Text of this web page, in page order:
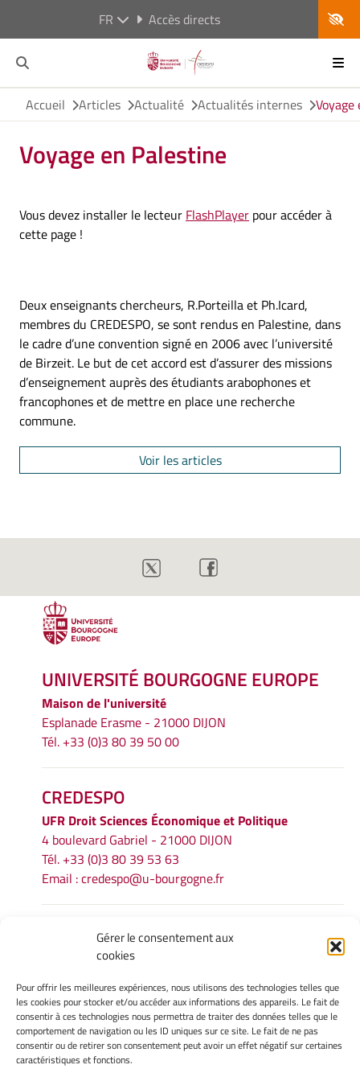
Gérer le consentement aux
cookies
Pour offrir les meilleures expériences, nous utilisons des technologies telles que
les cookies pour stocker et/ou accéder aux informations des appareils. Le fait de
consentir à ces technologies nous permettra de traiter des données telles que le
comportement de navigation ou les ID uniques sur ce site. Le fait de ne pas
consentir ou de retirer son consentement peut avoir un effet négatif sur certaines
caractéristiques et fonctions.
FR Accès directs
Accueil Articles Actualité Actualités internes
Voyage en Palestine
Vous devez installer le lecteur FlashPlayer pour accéder à
cette page !
Deux enseignants chercheurs, R.Porteilla et Ph.Icard,
membres du CREDESPO, se sont rendus en Palestine, dans
le cadre d’une convention signé en 2006 avec l’université
de Birzeit. Le but de cet accord est d’assurer des missions
d’enseignement auprès des étudiants arabophones et
francophones et de mettre en place une recherche
commune.
Voir les articles
UNIVERSITÉ BOURGOGNE EUROPE
Maison de l'université
Esplanade Erasme - 21000 DIJON
Tél. +33 (0)3 80 39 50 00
CREDESPO
UFR Droit Sciences Économique et Politique
4 boulevard Gabriel - 21000 DIJON
Tél. +33 (0)3 80 39 53 63
Email :credespo@u-bourgogne.fr
INFORMATIONS LÉGALES
Mentions légales
Politique de cookies
Déclaration de confidentialité
Avertissement